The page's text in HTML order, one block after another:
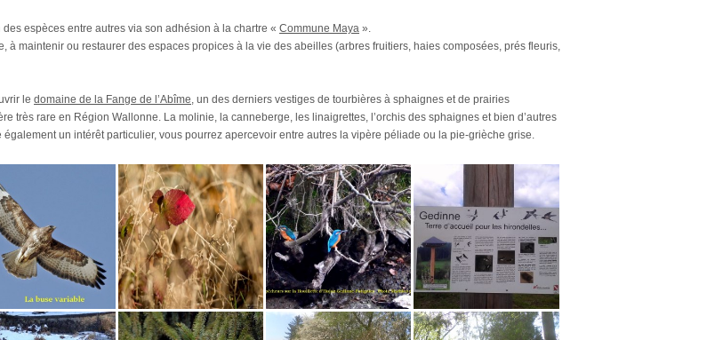
espèces entre autres via son adhésion à la chartre « Commune Maya ».
à maintenir ou restaurer des espaces propices à la vie des abeilles (arbres fruitiers, haies composées, prés fleuris,
le domaine de la Fange de l’Abîme, un des derniers vestiges de tourbières à sphaignes et de prairies
très rare en Région Wallonne. La molinie, la canneberge, les linaigrettes, l’orchis des sphaignes et bien d’autres
un intérêt particulier, vous pourrez apercevoir entre autres la vipère péliade ou la pie-grièche grise.